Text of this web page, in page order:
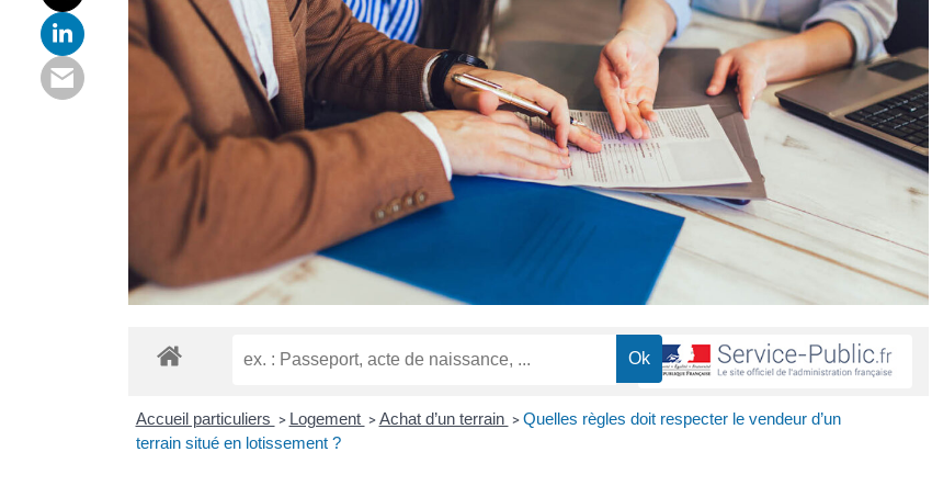
Accueil particuliers > Logement > Achat d’un terrain > Quelles règles doit respecter le vendeur d’un
terrain situé en lotissement ?